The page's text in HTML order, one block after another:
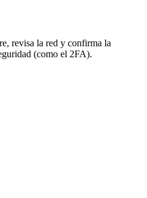
revisa la red y confirma la
(como el 2FA).